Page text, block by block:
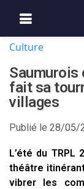
Culture
Saumurois
fait sa
villages
Publié le 28/05/
L’été du
théâtre
vibrer les